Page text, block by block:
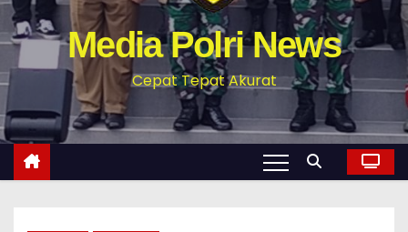
Media Polri News
Cepat Tepat Akurat